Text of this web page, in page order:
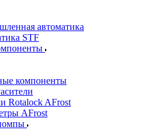
автоматика
STF
компоненты
Rotalock AFrost
AFrost